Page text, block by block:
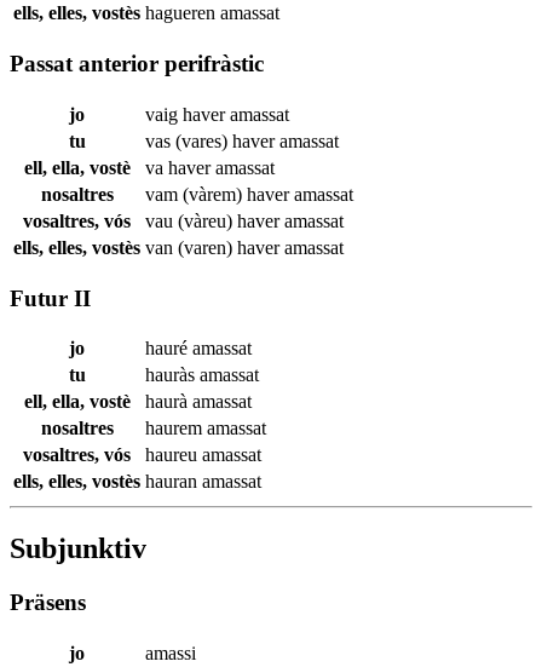
ells, elles, vostès hagueren amassat
Passat anterior perifràstic
jo vaig haveramassat
tu
vas (vares) haveramassat
ell, ella, vostè
va haveramassat
nosaltres
vam (vàrem) haveramassat
vosaltres, vós
vau (vàreu) haveramassat
ells, elles, vostès van (varen) haveramassat
Futur II
jo hauré amassat
tu
hauràs amassat
ell, ella, vostè
haurà amassat
nosaltres
haurem amassat
vosaltres, vós
haureu amassat
ells, elles, vostès hauran amassat
Subjunktiv
Präsens
jo
amassi